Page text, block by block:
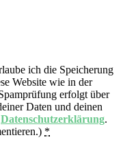
ich die Speicherung
Website wie in der
erfolgt über
Daten und deinen
Datenschutzerklärung.
*